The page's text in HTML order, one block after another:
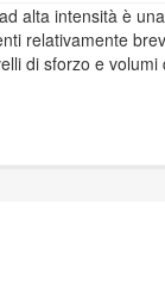
alta intensità è
relativamente
di sforzo e